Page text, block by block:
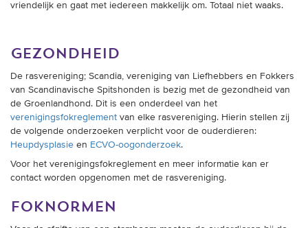
vriendelijk en gaat met iedereen makkelijk om. Totaal niet waaks.
gezondheid
De rasvereniging; Scandia, vereniging van Liefhebbers en Fokkers
van Scandinavische Spitshonden is bezig met de gezondheid van
de Groenlandhond. Dit is een onderdeel van het
verenigingsfokreglement van elke rasvereniging. Hierin stellen zij
de volgende onderzoeken verplicht voor de ouderdieren:
Heupdysplasie en ECVO-oogonderzoek.
Voor het verenigingsfokreglement en meer informatie kan er
contact worden opgenomen met de rasvereniging.
foknormen